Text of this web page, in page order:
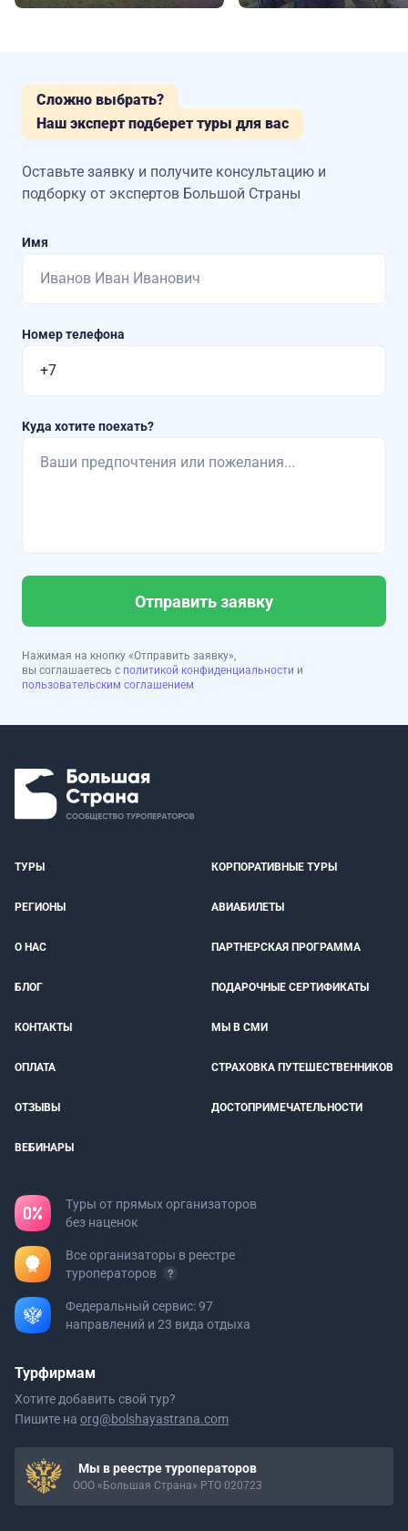
Сложно выбрать?
Наш эксперт подберет туры для вас
Оставьте заявку и получите консультацию и
подборку от экспертов Большой Страны
Имя
Номер телефона
Куда хотите поехать?
Отправить заявку
Нажимая на кнопку «Отправить заявку»,
вы соглашаетесь с политикой конфиденциальности и
пользовательским соглашением
ТУРЫ КОРПОРАТИВНЫЕ ТУРЫ
РЕГИОНЫ АВИАБИЛЕТЫ
О НАС ПАРТНЕРСКАЯ ПРОГРАММА
БЛОГ ПОДАРОЧНЫЕ СЕРТИФИКАТЫ
КОНТАКТЫ МЫ В СМИ
ОПЛАТА СТРАХОВКА ПУТЕШЕСТВЕННИКОВ
ОТЗЫВЫ ДОСТОПРИМЕЧАТЕЛЬНОСТИ
ВЕБИНАРЫ
Туры от прямых организаторов
без наценок
Все организаторы в реестре
туроператоров
Федеральный сервис: 97
направлений и 23 вида отдыха
Турфирмам
Хотите добавить свой тур?
Пишите на org@bolshayastrana.com
Мы в реестре туроператоров
ООО «Большая Страна» РТО 020723